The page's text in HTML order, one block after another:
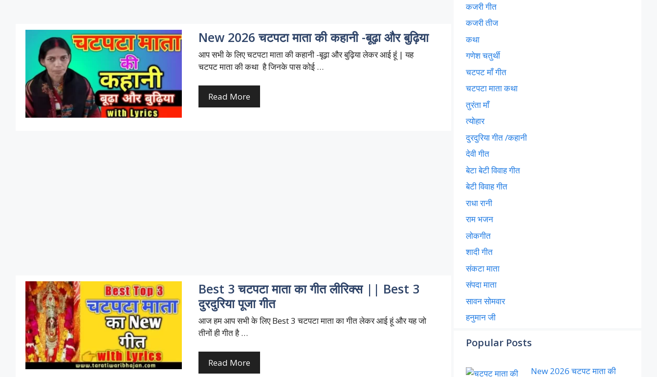
New 2026 चटपटा माता की कहानी -बूढ़ा और बुढ़िया
आप सभी के लिए चटपटा माता की कहानी -बूढ़ा और बुढ़िया लेकर आई हूंं | यह
चटपट माता की कथा है जिनके पास कोई …
Read More
Best 3 चटपटा माता का गीत लीरिक्स || Best 3
दुरदुरिया पूजा गीत
आज हम आप सभी के लिए Best 3 चटपटा माता का गीत लेकर आई हूं और यह जो
तीनों ही गीत है …
Read More
कजरी गीत
कजरी तीज
कथा
गणेश चतुर्थी
चटपट माँ गीत
चटपटा माता कथा
तुरंता माँ
त्योहार
दुरदुरिया गीत /कहानी
देवी गीत
बेटा बेटी विवाह गीत
बेटी विवाह गीत
राधा रानी
राम भजन
लोकगीत
शादी गीत
संकटा माता
संपदा माता
सावन सोमवार
हनुमान जी
Popular Posts
New 2026 चटपट माता की